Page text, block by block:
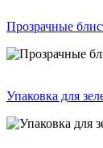
Прозрачные
Упаковка для